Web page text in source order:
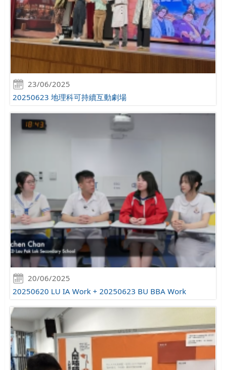
23/06/2025
20250623 地理科可持續互動劇場
20/06/2025
20250620 LU IA Work + 20250623 BU BBA Work